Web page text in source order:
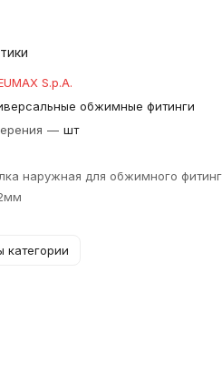
S.p.A.
обжимные фитинги
— шт
наружная для обжимного
категории